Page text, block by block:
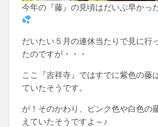
今年の『藤』の見頃はだいぶ早かっ
だいたい５月の連休当たりで見に行
たのですが・・・
ここ『吉祥寺』ではすでに紫色の藤
ていたそうです。
が！そのかわり、ピンク色や白色の
えていたそうですよ～♪